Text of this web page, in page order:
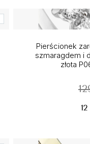
Pierścionek
szmaragdem i
złota